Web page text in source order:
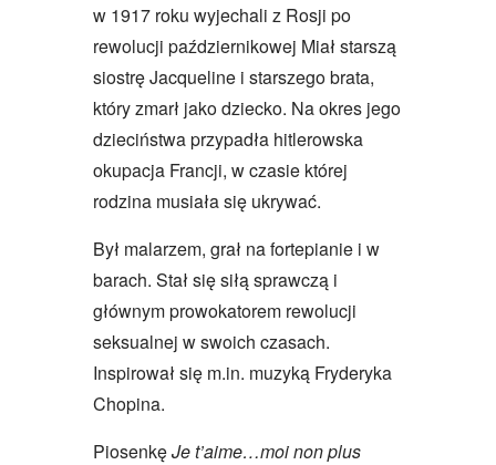
w 1917 roku wyjechali z Rosji po
rewolucji październikowej Miał starszą
siostrę Jacqueline i starszego brata,
który zmarł jako dziecko. Na okres jego
dzieciństwa przypadła hitlerowska
okupacja Francji, w czasie której
rodzina musiała się ukrywać.
Był malarzem, grał na fortepianie i w
barach. Stał się siłą sprawczą i
głównym prowokatorem rewolucji
seksualnej w swoich czasach.
Inspirował się m.in. muzyką Fryderyka
Chopina.
PiosenkęJe t’aime…moi non plus